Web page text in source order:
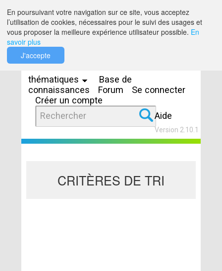
thématiques
Base de
connaissances
Forum
Se connecter
Créer un compte
Aide
Version 2.10.1
CRITÈRES DE TRI
En poursuivant votre navigation sur ce site, vous acceptez
l’utilisation de cookies, nécessaires pour le suivi des usages et
vous proposer la meilleure expérience utilisateur possible. En
savoir plus
J'accepte